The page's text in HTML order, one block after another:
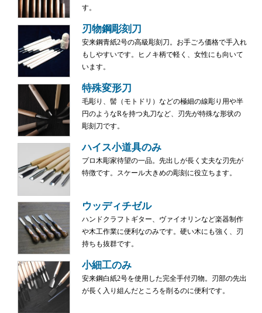
す。
刃物鋼彫刻刀
安来鋼青紙2号の高級彫刻刀。お手ごろ価格で手入れ
もしやすいです。ヒノキ柄で軽く、女性にも向いて
います。
特殊変形刀
毛彫り、髻（モトドリ）などの極細の線彫り用や半
円のようなRを持つ丸刀など、刃先が特殊な形状の
彫刻刀です。
ハイス小道具のみ
プロ木彫家待望の一品。先出しが長く丈夫な刃先が
特徴です。スケール大きめの彫刻に役立ちます。
ウッディチゼル
ハンドクラフトギター、ヴァイオリンなど楽器制作
や木工作業に便利なのみです。硬い木にも強く、刃
持ちも抜群です。
小細工のみ
安来鋼白紙2号を使用した完全手付刃物。刃部の先出
が長く入り組んだところを削るのに便利です。